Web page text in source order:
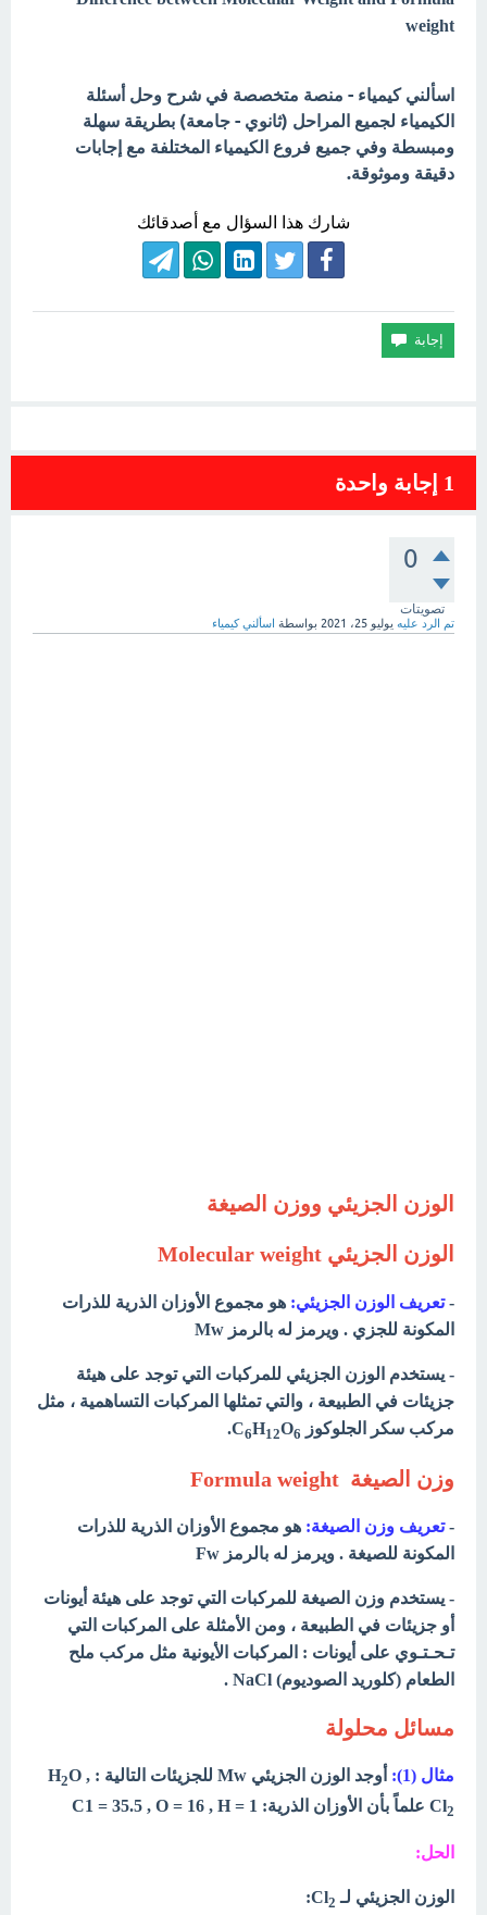
weight
اسألني كيمياء - منصة متخصصة في شرح وحل أسئلة
الكيمياء لجميع المراحل (ثانوي - جامعة) بطريقة سهلة
ومبسطة وفي جميع فروع الكيمياء المختلفة مع إجابات
دقيقة وموثوقة.
شارك هذا السؤال مع أصدقائك
1 إجابة واحدة
0
تصويتات
تم الرد عليه يوليو 25، 2021 بواسطة اسألني كيمياء
الوزن الجزيئي ووزن الصيغة
الوزن الجزيئي Molecular weight
-تعريف الوزن الجزيئي: هو مجموع الأوزان الذرية للذرات
المكونة للجزي . ويرمز له بالرمز Mw
- يستخدم الوزن الجزيئي للمركبات التي توجد على هيئة
جزيئات في الطبيعة ، والتي تمثلها المركبات التساهمية ، مثل
مركب سكر الجلوكوز C
6H12O6
.
وزن الصيغة Formula weight
-تعريف وزن الصيغة: هو مجموع الأوزان الذرية للذرات
المكونة للصيغة . ويرمز له بالرمز Fw
- يستخدم وزن الصيغة للمركبات التي توجد على هيئة أيونات
أو جزيئات في الطبيعة ، ومن الأمثلة على المركبات التي
تـحـتـوي على أيونات : المركبات الأيونية مثل مركب ملح
الطعام (كلوريد الصوديوم) NaCl .
مسائل محلولة
مثال (1): أوجد الوزن الجزيئي Mw للجزيئات التالية : H 2O ,
Cl2 علماً بأن الأوزان الذرية: 1 = C1 = 35.5 , O = 16 , H
الحل:
الوزن الجزيئي لـ Cl 2
: